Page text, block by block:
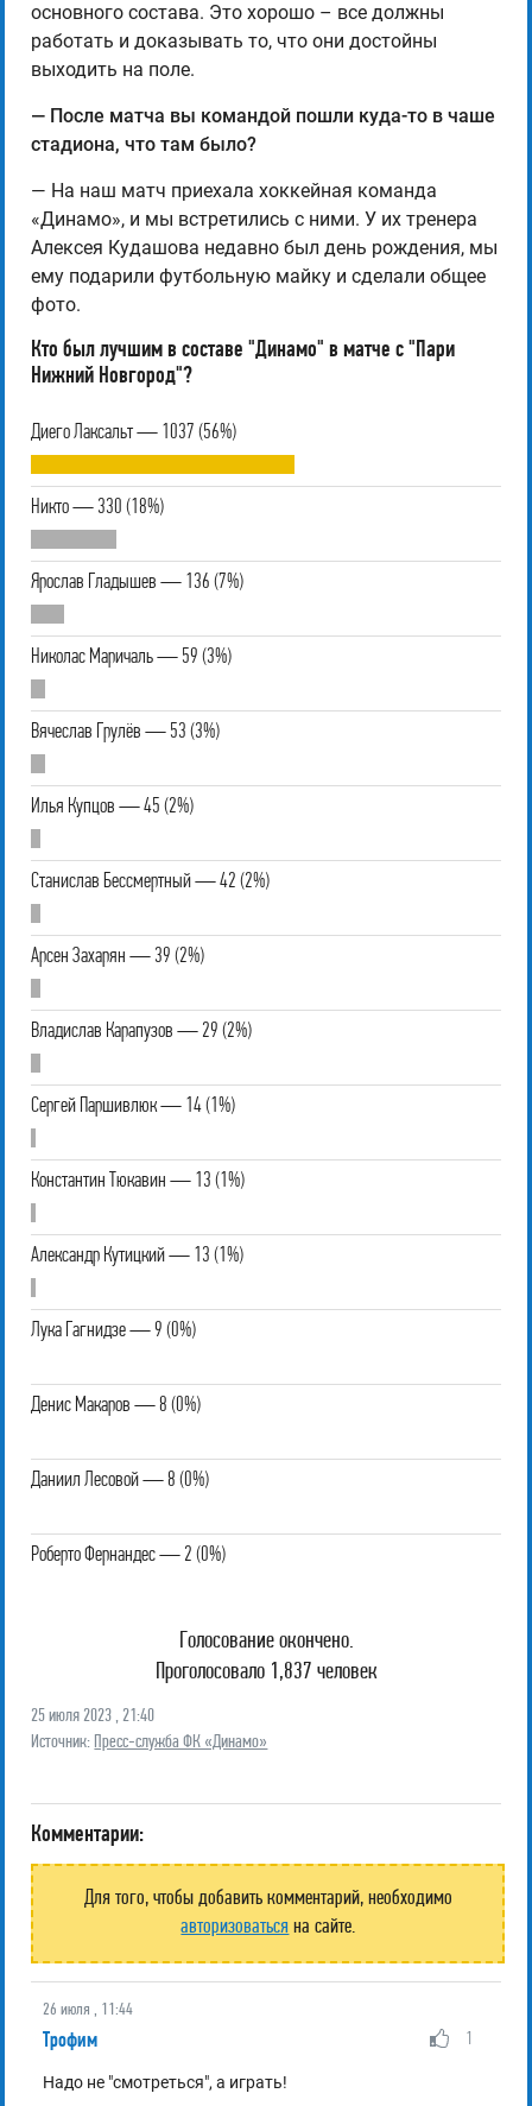
основного состава. Это хорошо – все должны
работать и доказывать то, что они достойны
выходить на поле.
— После матча вы командой пошли куда-то в чаше
стадиона, что там было?
— На наш матч приехала хоккейная команда
«Динамо», и мы встретились с ними. У их тренера
Алексея Кудашова недавно был день рождения, мы
ему подарили футбольную майку и сделали общее
фото.
Кто был лучшим в составе "Динамо" в матче с "Пари
Нижний Новгород"?
Диего Лаксальт — 1037 (56%)
Никто — 330 (18%)
Ярослав Гладышев — 136 (7%)
Николас Маричаль — 59 (3%)
Вячеслав Грулёв — 53 (3%)
Илья Купцов — 45 (2%)
Станислав Бессмертный — 42 (2%)
Арсен Захарян — 39 (2%)
Владислав Карапузов — 29 (2%)
Сергей Паршивлюк — 14 (1%)
Константин Тюкавин — 13 (1%)
Александр Кутицкий — 13 (1%)
Лука Гагнидзе — 9 (0%)
Денис Макаров — 8 (0%)
Даниил Лесовой — 8 (0%)
Роберто Фернандес — 2 (0%)
Голосование окончено.
Проголосовало 1,837 человек
25 июля 2023 , 21:40
Источник:
Пресс-служба ФК «Динамо»
Комментарии:
Для того, чтобы добавить комментарий, необходимо
авторизоваться на сайте.
26 июля , 11:44
Трофим 1
Надо не "смотреться", а играть!